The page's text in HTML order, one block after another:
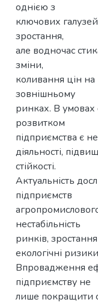
однією з
ключових
зростання,
але водночас
зміни,
коливання цін
зовнішньому
ринках. В умовах
розвитком
підприємства є
діяльності,
стійкості.
Актуальність
підприємств
нестабільність
ринків,
екологічні
Впровадження
підприємству не
лише покращити